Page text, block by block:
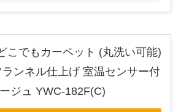
こでもカーペット (丸洗い可能)
ンネル仕上げ 室温センサー付
ジュ YWC-182F(C)